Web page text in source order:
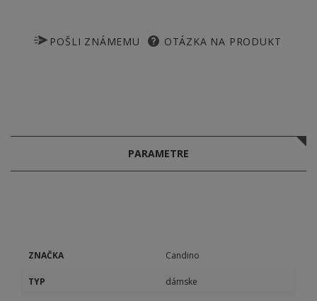
POŠLI ZNÁMEMU OTÁZKA NA PRODUKT
PARAMETRE
ZNAČKA Candino
TYP dámske